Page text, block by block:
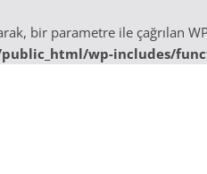
bir parametre ile çağrılan
wp-includes/